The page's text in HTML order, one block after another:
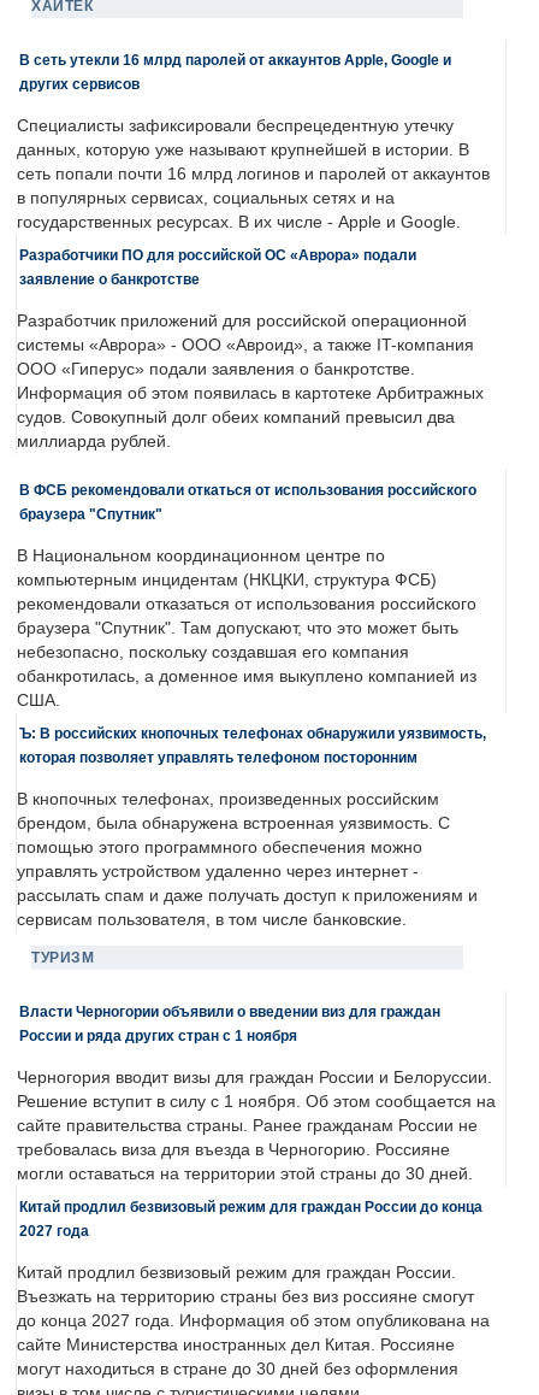
ХАЙТЕК
В сеть утекли 16 млрд паролей от аккаунтов Apple, Google и
других сервисов
Специалисты зафиксировали беспрецедентную утечку
данных, которую уже называют крупнейшей в истории. В
сеть попали почти 16 млрд логинов и паролей от аккаунтов
в популярных сервисах, социальных сетях и на
государственных ресурсах. В их числе - Apple и Google.
Разработчики ПО для российской ОС «Аврора» подали
заявление о банкротстве
Разработчик приложений для российской операционной
системы «Аврора» - ООО «Авроид», а также IT-компания
ООО «Гиперус» подали заявления о банкротстве.
Информация об этом появилась в картотеке Арбитражных
судов. Совокупный долг обеих компаний превысил два
миллиарда рублей.
В ФСБ рекомендовали откаться от использования российского
браузера "Спутник"
В Национальном координационном центре по
компьютерным инцидентам (НКЦКИ, структура ФСБ)
рекомендовали отказаться от использования российского
браузера "Спутник". Там допускают, что это может быть
небезопасно, поскольку создавшая его компания
обанкротилась, а доменное имя выкуплено компанией из
США.
Ъ: В российских кнопочных телефонах обнаружили уязвимость,
которая позволяет управлять телефоном посторонним
В кнопочных телефонах, произведенных российским
брендом, была обнаружена встроенная уязвимость. С
помощью этого программного обеспечения можно
управлять устройством удаленно через интернет -
рассылать спам и даже получать доступ к приложениям и
сервисам пользователя, в том числе банковские.
ТУРИЗМ
Власти Черногории объявили о введении виз для граждан
России и ряда других стран с 1 ноября
Черногория вводит визы для граждан России и Белоруссии.
Решение вступит в силу с 1 ноября. Об этом сообщается на
сайте правительства страны. Ранее гражданам России не
требовалась виза для въезда в Черногорию. Россияне
могли оставаться на территории этой страны до 30 дней.
Китай продлил безвизовый режим для граждан России до конца
2027 года
Китай продлил безвизовый режим для граждан России.
Въезжать на территорию страны без виз россияне смогут
до конца 2027 года. Информация об этом опубликована на
сайте Министерства иностранных дел Китая. Россияне
могут находиться в стране до 30 дней без оформления